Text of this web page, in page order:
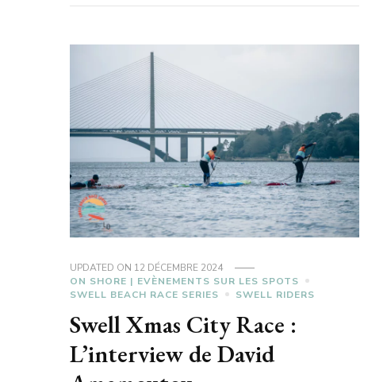
UPDATED ON 12 DÉCEMBRE 2024
ON SHORE | EVÈNEMENTS SUR LES SPOTS
SWELL BEACH RACE SERIES
SWELL RIDERS
Swell Xmas City Race :
L’interview de David